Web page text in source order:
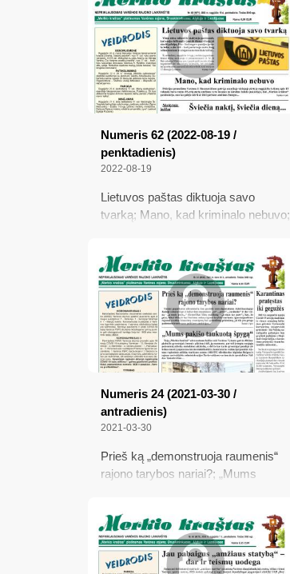
Numeris 62 (2022-08-19 /
penktadienis)
2022-08-19
Lietuvos paštas diktuoja savo
tvarką; Mano, kad kriminalo nebuvo;
Numeris 24 (2021-03-30 /
antradienis)
2021-03-30
Prieš ką „demonstruoja raumenis“
rajono tarybos nariai?; „Mums
mokyklos šimtmetis?; Karantinas
pratęstas iki gegužės